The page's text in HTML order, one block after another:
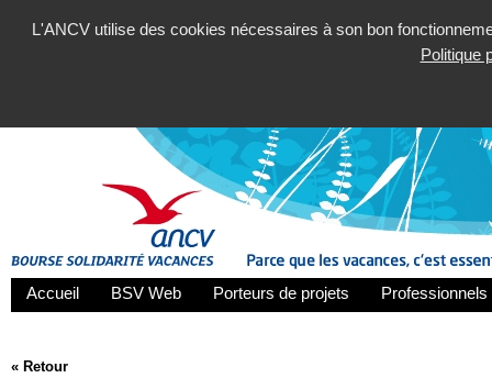
L'ANCV utilise des cookies nécessaires à son bon
Politique
Accueil BSV Web Porteurs de projets
« Retour